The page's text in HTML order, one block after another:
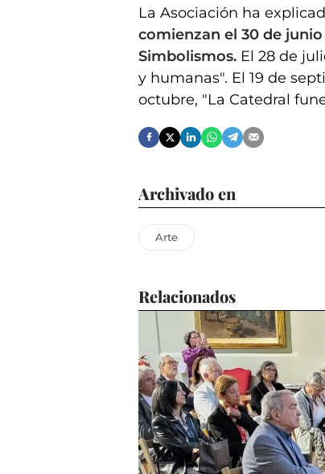
La Asociación ha
comienzan el 30 de
Simbolismos. El 28 de
y humanas". El 19 de
octubre, "La Catedral
Archivado en
Arte
Relacionados